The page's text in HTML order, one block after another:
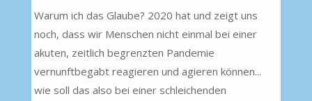
Warum ich das Glaube? 2020 hat und zeigt uns
noch, dass wir Menschen nicht einmal bei einer
akuten, zeitlich begrenzten Pandemie
vernunftbegabt reagieren und agieren können...
wie soll das also bei einer schleichenden